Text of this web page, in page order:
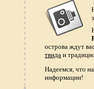
острова ждут
твида и
Надеемся, что
информации!